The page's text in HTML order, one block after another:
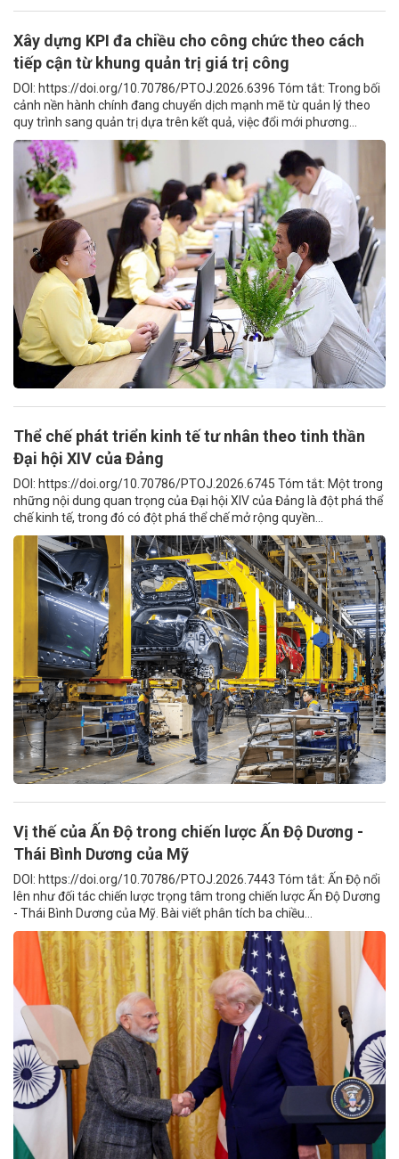
Xây dựng KPI đa chiều cho công chức theo cách
tiếp cận từ khung quản trị giá trị công
DOI: https://doi.org/10.70786/PTOJ.2026.6396 Tóm tắt: Trong bối
cảnh nền hành chính đang chuyển dịch mạnh mẽ từ quản lý theo
quy trình sang quản trị dựa trên kết quả, việc đổi mới phương...
Thể chế phát triển kinh tế tư nhân theo tinh thần
Đại hội XIV của Đảng
DOI: https://doi.org/10.70786/PTOJ.2026.6745 Tóm tắt: Một trong
những nội dung quan trọng của Đại hội XIV của Đảng là đột phá thể
chế kinh tế, trong đó có đột phá thể chế mở rộng quyền...
Vị thế của Ấn Độ trong chiến lược Ấn Độ Dương -
Thái Bình Dương của Mỹ
DOI: https://doi.org/10.70786/PTOJ.2026.7443 Tóm tắt: Ấn Độ nổi
lên như đối tác chiến lược trọng tâm trong chiến lược Ấn Độ Dương
- Thái Bình Dương của Mỹ. Bài viết phân tích ba chiều...